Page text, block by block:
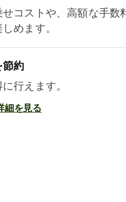
コストや、高額な手数
めます。
節約
行えます。
細を見る